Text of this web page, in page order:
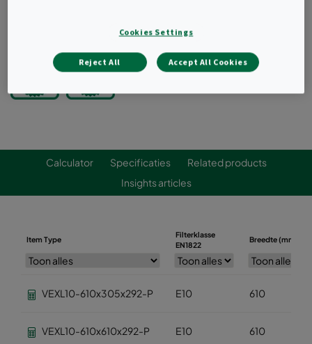
Calculator Specificaties
Related products
Insights articles
Item Type
Filterklasse
EN1822
Breedte (mm)
VEXL10-610x305x292-P E10 610
VEXL10-610x610x292-P E10 610
Cookies Settings
Reject All Accept All Cookies